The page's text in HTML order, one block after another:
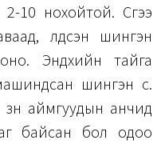
нохойтой. Сүүгээ
үлдсэн шингэн
Эндхийн тайга
шингэн сүү.
аймгуудын анчид
байсан бол одоо